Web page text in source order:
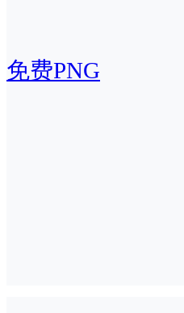
免费PNG